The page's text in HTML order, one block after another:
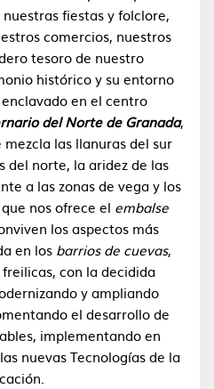
fiestas y folclore,
comercios, nuestros
tesoro de nuestro
histórico y su entorno
en el centro
del Norte de Granada,
las llanuras del sur
del norte, la aridez de las
a las zonas de vega y los
nos ofrece el embalse
los aspectos más
en los barrios de cuevas,
con la decidida
y ampliando
el desarrollo de
implementando en
nuevas Tecnologías de la